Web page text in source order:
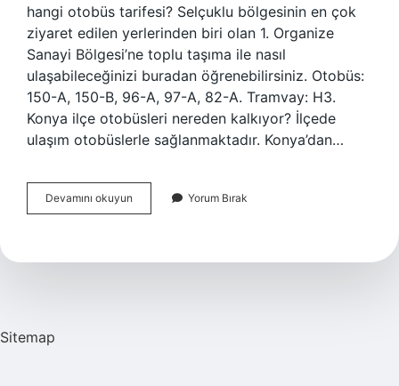
hangi otobüs tarifesi? Selçuklu bölgesinin en çok
ziyaret edilen yerlerinden biri olan 1. Organize
Sanayi Bölgesi’ne toplu taşıma ile nasıl
ulaşabileceğinizi buradan öğrenebilirsiniz. Otobüs:
150-A, 150-B, 96-A, 97-A, 82-A. Tramvay: H3.
Konya ilçe otobüsleri nereden kalkıyor? İlçede
ulaşım otobüslerle sağlanmaktadır. Konya’dan…
Devamını okuyun
Eski
Otobüs
Yorum Bırak
Sitemap